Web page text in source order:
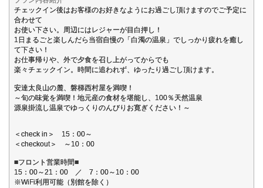
チェックイン後はお客様のお好きなようにお過ごし頂けますのでご予定に
合わせて
お使い下さい。周辺にはレジャーが目白押し！
1日まるごと楽しんだら当宿自慢の「白濁の温泉」でしっかり疲れを癒し
て下さい！
お仕事帰りや、外で夕食を召し上がってからでも
楽々チェックイン。時間に追われず、ゆったり過ごし頂けます。
安達太良山の麓、磐梯西村屋を満喫！
～旬の味覚を満喫！地元産の食材を堪能し、100％天然温泉
源泉掛流し温泉でゆっくりのんびりお寛ぎください！～
＜check in＞ 15：00～
＜checkout＞ ～10：00
■フロント営業時間■
15：00～21：00 ／ 7：00～10：00
※WiFi利用可能（別館を除く）